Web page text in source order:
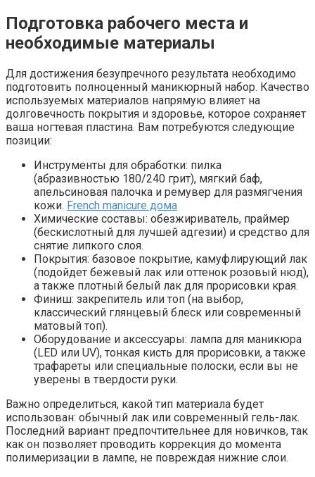
Подготовка рабочего места и
необходимые материалы
Для достижения безупречного результата необходимо
подготовить полноценный маникюрный набор. Качество
используемых материалов напрямую влияет на
долговечность покрытия и здоровье, которое сохраняет
ваша ногтевая пластина. Вам потребуются следующие
позиции:
Инструменты для обработки: пилка
(абразивностью 180/240 грит), мягкий баф,
апельсиновая палочка и ремувер для размягчения
кожи. French manicure дома
Химические составы: обезжириватель, праймер
(бескислотный для лучшей адгезии) и средство для
снятие липкого слоя.
Покрытия: базовое покрытие, камуфлирующий лак
(подойдет бежевый лак или оттенок розовый нюд),
а также плотный белый лак для прорисовки края.
Финиш: закрепитель или топ (на выбор,
классический глянцевый блеск или современный
матовый топ).
Оборудование и аксессуары: лампа для маникюра
(LED или UV), тонкая кисть для прорисовки, а также
трафареты или специальные полоски, если вы не
уверены в твердости руки.
Важно определиться, какой тип материала будет
использован: обычный лак или современный гель-лак.
Последний вариант предпочтительнее для новичков, так
как он позволяет проводить коррекция до момента
полимеризации в лампе, не повреждая нижние слои.